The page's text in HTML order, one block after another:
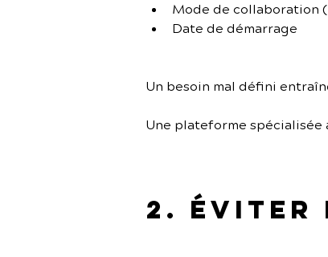
Mode de collaboration
Date de démarrage
Un besoin mal défini
Une plateforme spécialisée
2. Éviter